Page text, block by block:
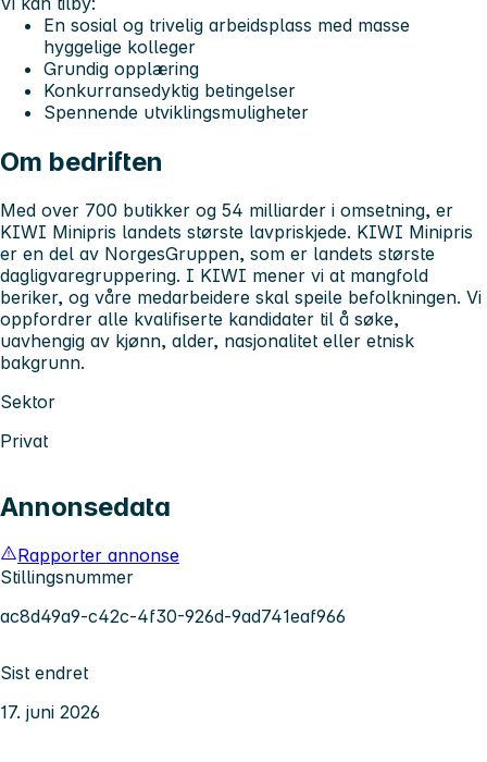
En sosial og trivelig arbeidsplass med masse
hyggelige kolleger
Grundig opplæring
Konkurransedyktig betingelser
Spennende utviklingsmuligheter
Om bedriften
Med over 700 butikker og 54 milliarder i omsetning, er
KIWI Minipris landets største lavpriskjede. KIWI Minipris
er en del av NorgesGruppen, som er landets største
dagligvaregruppering. I KIWI mener vi at mangfold
beriker, og våre medarbeidere skal speile befolkningen. Vi
oppfordrer alle kvalifiserte kandidater til å søke,
uavhengig av kjønn, alder, nasjonalitet eller etnisk
bakgrunn.
Sektor
Privat
Annonsedata
Rapporter annonse
Stillingsnummer
ac8d49a9-c42c-4f30-926d-9ad741eaf966
Sist endret
17. juni 2026